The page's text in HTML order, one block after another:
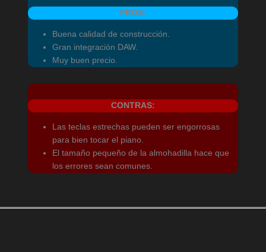
PROS:
Buena calidad de construcción.
Gran integración DAW.
Muy buen precio.
CONTRAS:
Las teclas estrechas pueden ser engorrosas
para bien tocar el piano.
El tamaño pequeño de la almohadilla hace que
los errores sean comunes.